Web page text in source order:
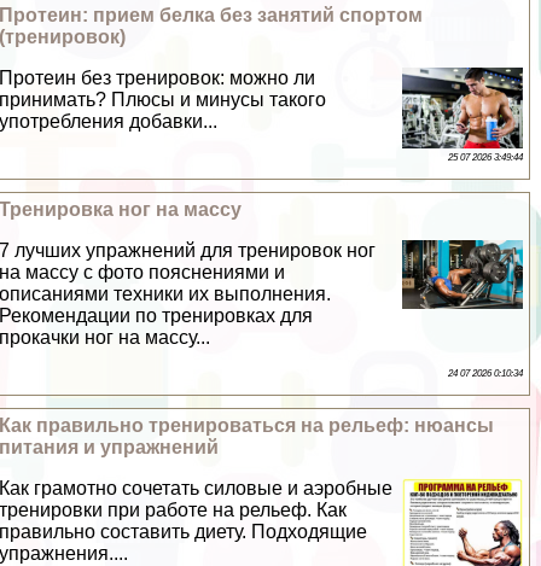
Протеин: прием белка без занятий спортом
(тренировок)
Протеин без тренировок: можно ли
принимать? Плюсы и минусы такого
употрeбления добавки...
25 07 2026 3:49:44
Тренировка ног на массу
7 лучших упражнений для тренировок ног
на массу с фото пояснениями и
описаниями техники их выполнения.
Рекомендации по тренировках для
прокачки ног на массу...
24 07 2026 0:10:34
Как правильно тренироваться на рельеф: нюансы
питания и упражнений
Как грамотно сочетать силовые и аэробные
тренировки при работе на рельеф. Как
правильно составить диету. Подходящие
упражнения....